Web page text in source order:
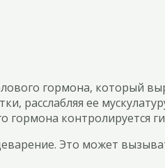
гормона, который
расслабляя ее
контролируется
Это может